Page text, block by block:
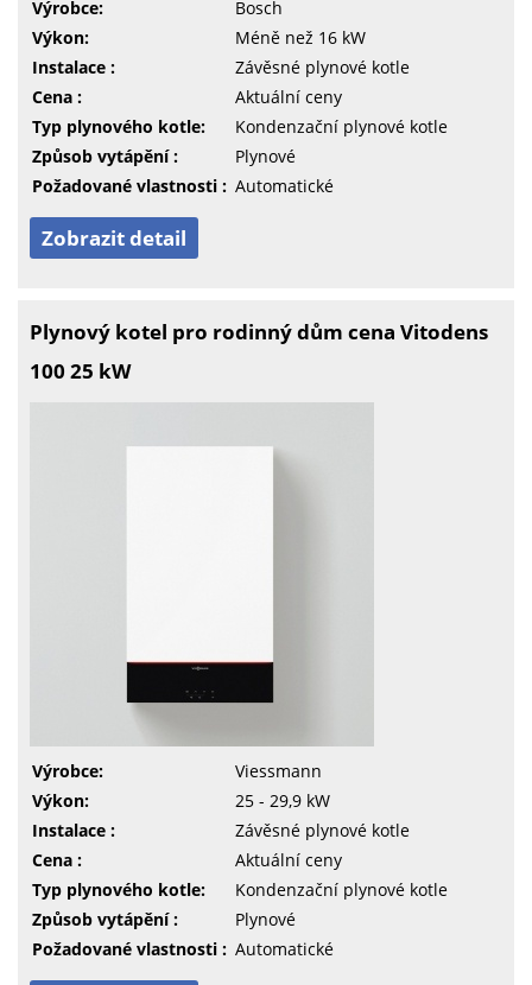
Výrobce:
Bosch
Výkon:
Méně než 16 kW
Instalace :
Závěsné plynové kotle
Cena :
Aktuální ceny
Typ plynového kotle:
Kondenzační plynové kotle
Způsob vytápění :
Plynové
Požadované vlastnosti : Automatické
Zobrazit detail
Plynový kotel pro rodinný dům cena Vitodens
100 25 kW
Výrobce:
Viessmann
Výkon:
25 - 29,9 kW
Instalace :
Závěsné plynové kotle
Cena :
Aktuální ceny
Typ plynového kotle:
Kondenzační plynové kotle
Způsob vytápění :
Plynové
Požadované vlastnosti : Automatické